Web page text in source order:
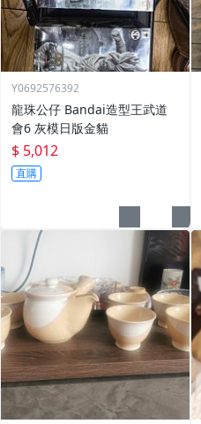
Y0692576392
龍珠公仔 Bandai造型王武道
會6 灰模日版金貓
$ 5,012
直購